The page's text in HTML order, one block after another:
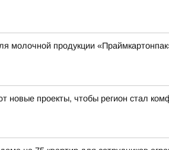
молочной продукции
новые проекты, чтобы регион стал